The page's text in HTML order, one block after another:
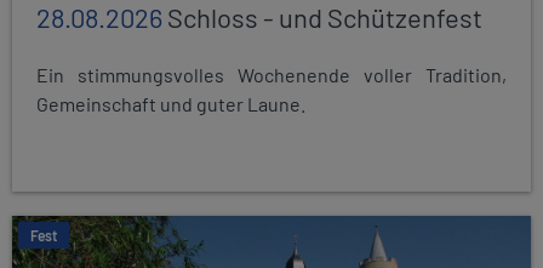
28.08.2026Schloss - und Schützenfest
Ein stimmungsvolles Wochenende voller Tradition,
Gemeinschaft und guter Laune.
Fest